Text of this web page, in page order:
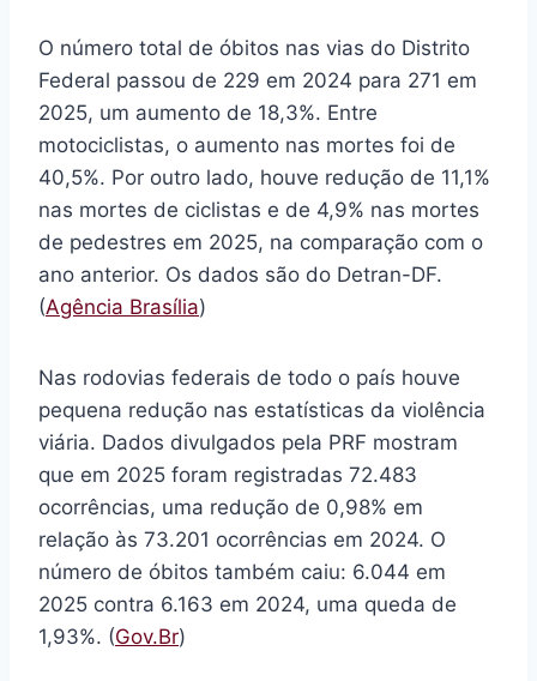
O número total de óbitos nas vias do Distrito
Federal passou de 229 em 2024 para 271 em
2025, um aumento de 18,3%. Entre
motociclistas, o aumento nas mortes foi de
40,5%. Por outro lado, houve redução de 11,1%
nas mortes de ciclistas e de 4,9% nas mortes
de pedestres em 2025, na comparação com o
ano anterior. Os dados são do Detran-DF.
(Agência Brasília)
Nas rodovias federais de todo o país houve
pequena redução nas estatísticas da violência
viária. Dados divulgados pela PRF mostram
que em 2025 foram registradas 72.483
ocorrências, uma redução de 0,98% em
relação às 73.201 ocorrências em 2024. O
número de óbitos também caiu: 6.044 em
2025 contra 6.163 em 2024, uma queda de
1,93%. (Gov.Br)